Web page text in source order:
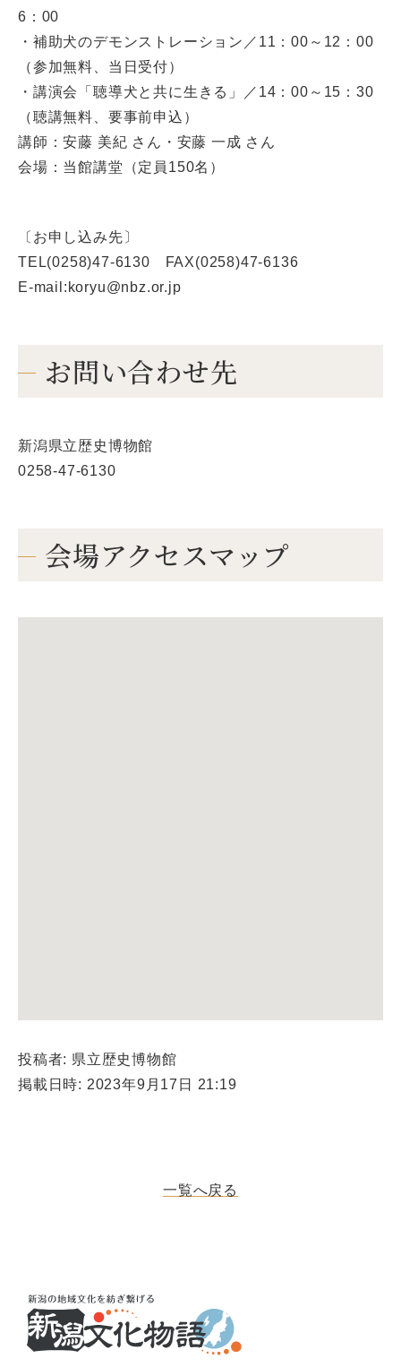
6：00
・補助犬のデモンストレーション／11：00～12：00
（参加無料、当日受付）
・講演会「聴導犬と共に生きる」／14：00～15：30
（聴講無料、要事前申込）
講師：安藤 美紀 さん・安藤 一成 さん
会場：当館講堂（定員150名）
〔お申し込み先〕
TEL(0258)47-6130 FAX(0258)47-6136
E-mail:koryu@nbz.or.jp
お問い合わせ先
新潟県立歴史博物館
0258-47-6130
会場アクセスマップ
投稿者: 県立歴史博物館
掲載日時: 2023年9月17日 21:19
一覧へ戻る